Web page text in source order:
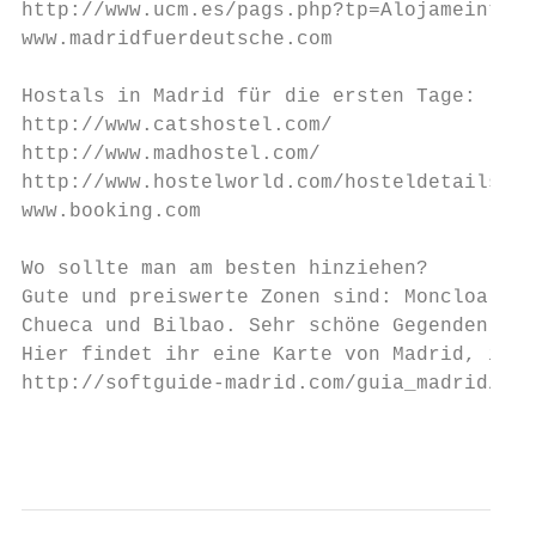
http://www.ucm.es/pags.php?tp=Alojameinto/
www.madridfuerdeutsche.com
Hostals in Madrid für die ersten Tage:
http://www.catshostel.com/
http://www.madhostel.com/
http://www.hostelworld.com/hosteldetails.php/
www.booking.com
Wo sollte man am besten hinziehen?
Gute und preiswerte Zonen sind: Moncloa,
Chueca und Bilbao. Sehr schöne
Hier findet ihr eine Karte von Madrid, in
http://softguide-madrid.com/guia_madrid/